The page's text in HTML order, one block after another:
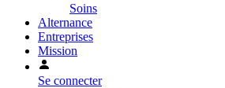
Soins
Alternance
Entreprises
Mission
Se connecter